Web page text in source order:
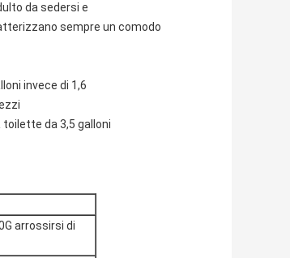
da sedersi e
sempre un comodo
invece di 1,6
da 3,5 galloni
arrossirsi di